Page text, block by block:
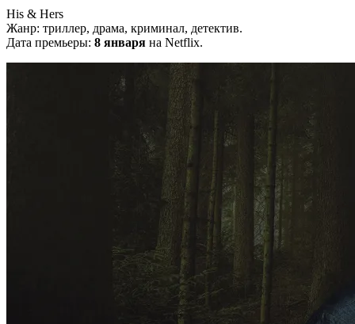
His & Hers
Жанр: триллер, драма, криминал, детектив.
Дата премьеры: 8 января на Netflix.